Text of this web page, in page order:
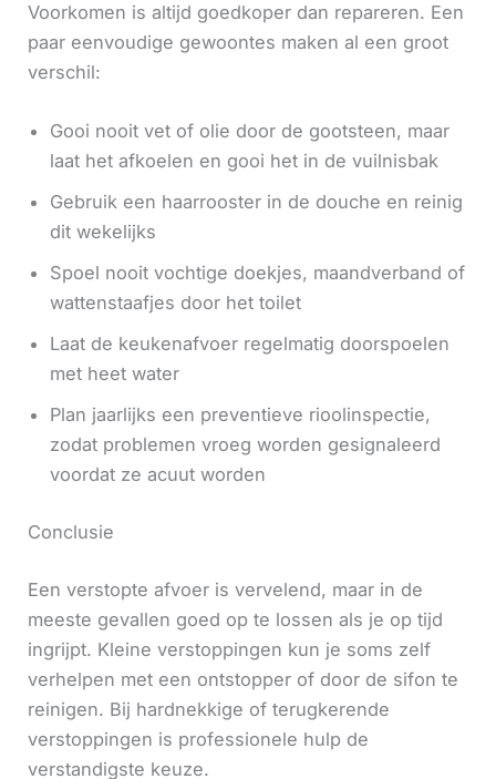
Voorkomen is altijd goedkoper dan repareren. Een
paar eenvoudige gewoontes maken al een groot
verschil:
Gooi nooit vet of olie door de gootsteen, maar
laat het afkoelen en gooi het in de vuilnisbak
Gebruik een haarrooster in de douche en reinig
dit wekelijks
Spoel nooit vochtige doekjes, maandverband of
wattenstaafjes door het toilet
Laat de keukenafvoer regelmatig doorspoelen
met heet water
Plan jaarlijks een preventieve rioolinspectie,
zodat problemen vroeg worden gesignaleerd
voordat ze acuut worden
Conclusie
Een verstopte afvoer is vervelend, maar in de
meeste gevallen goed op te lossen als je op tijd
ingrijpt. Kleine verstoppingen kun je soms zelf
verhelpen met een ontstopper of door de sifon te
reinigen. Bij hardnekkige of terugkerende
verstoppingen is professionele hulp de
verstandigste keuze.